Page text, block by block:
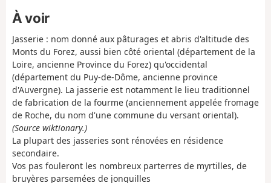
À voir
Jasserie : nom donné aux pâturages et abris d'altitude des
Monts du Forez, aussi bien côté oriental (département de la
Loire, ancienne Province du Forez) qu'occidental
(département du Puy-de-Dôme, ancienne province
d'Auvergne). La jasserie est notamment le lieu traditionnel
de fabrication de la fourme (anciennement appelée fromage
de Roche, du nom d'une commune du versant oriental).
(Source wiktionary.)
La plupart des jasseries sont rénovées en résidence
secondaire.
Vos pas fouleront les nombreux parterres de myrtilles, de
bruyères parsemées de jonquilles